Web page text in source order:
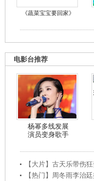
《蔬菜宝宝要回家》
电影台推荐
杨幂多线发展
演员变身歌手
【大片】古天乐带伤
【热门】周冬雨李治